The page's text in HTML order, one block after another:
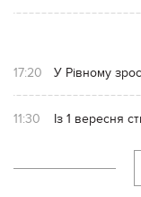
17:20 У Рівному
11:30 Із 1 вересня